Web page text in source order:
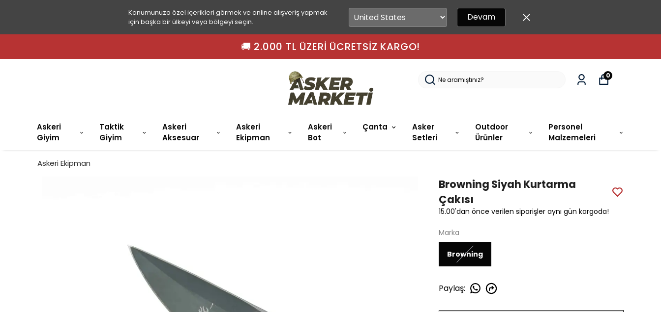
Konumunuza özel içerikleri görmek ve online alışveriş yapmak
için başka bir ülkeyi veya bölgeyi seçin.
Devam
🚚 2.000 TL ÜZERI ÜCRETSIZ KARGO!
Askeri
Giyim
Taktik
Giyim
Askeri
Aksesuar
Askeri
Ekipman
Askeri
Bot
Çanta
Asker
Setleri
Outdoor
Ürünler
Personel
Malzemeleri
0
Askeri Ekipman
Browning Siyah Kurtarma
Çakısı
15.00'dan önce verilen siparişler aynı gün kargoda!
Marka
Browning
Paylaş: